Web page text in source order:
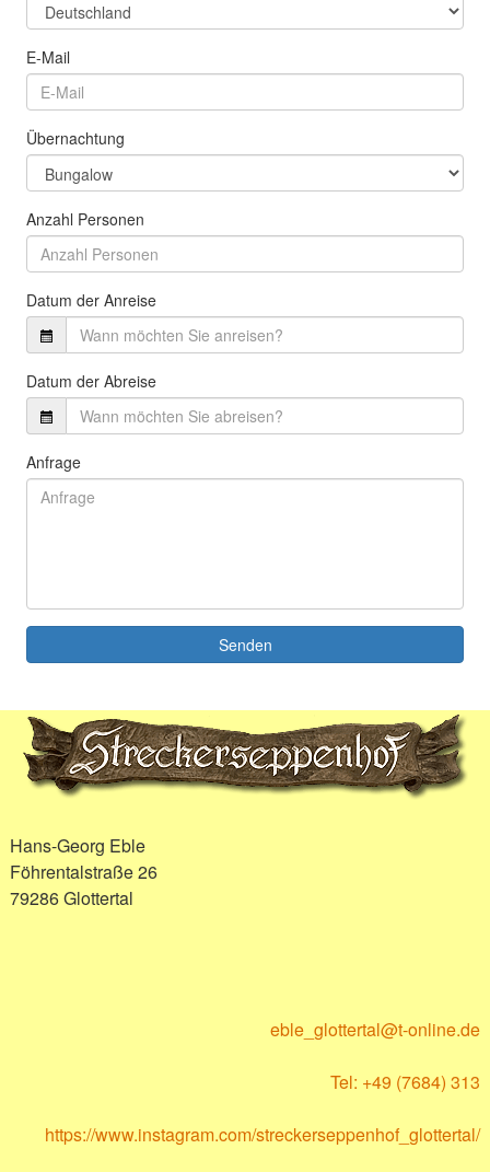
Hans-Georg Eble
Föhrentalstraße 26
79286 Glottertal
eble_glottertal@t-online.de
Tel: +49 (7684) 313
https://www.instagram.com/streckerseppenhof_glottertal/